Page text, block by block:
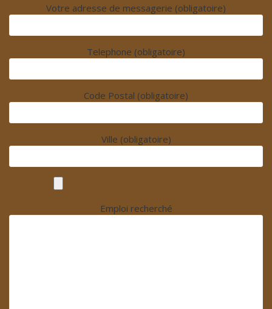
Votre adresse de messagerie (obligatoire)
Telephone (obligatoire)
Code Postal (obligatoire)
Ville (obligatoire)
Emploi recherché